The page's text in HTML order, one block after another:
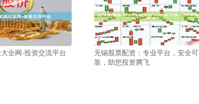
全网-投资交流平台
无锡股票配资：专业平台，安全可
靠，助您投资腾飞